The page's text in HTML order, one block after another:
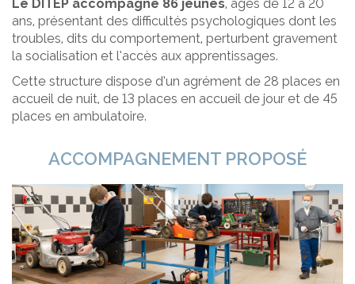
Le DITEP accompagne 86 jeunes, âgés de 12 à 20
ans, présentant des difficultés psychologiques dont les
troubles, dits du comportement, perturbent gravement
la socialisation et l’accès aux apprentissages.
Cette structure dispose d’un agrément de 28 places en
accueil de nuit, de 13 places en accueil de jour et de 45
places en ambulatoire.
ACCOMPAGNEMENT PROPOSÉ